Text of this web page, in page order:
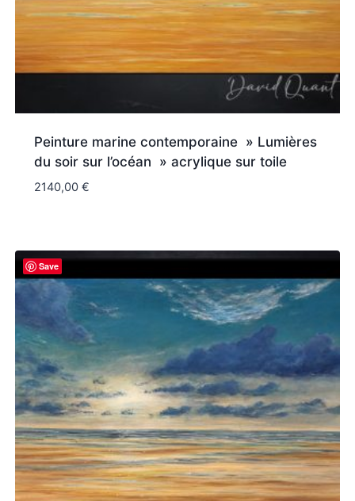
Peinture marine contemporaine » Lumières
du soir sur l’océan » acrylique sur toile
2140,00€
Save